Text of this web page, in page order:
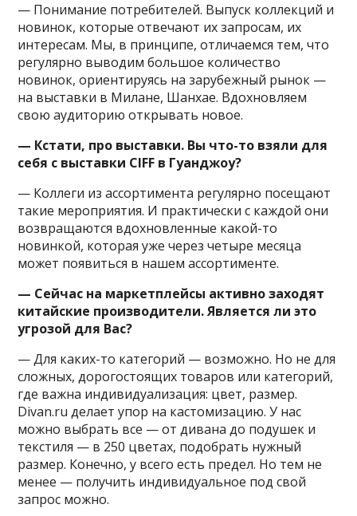
— Понимание потребителей. Выпуск коллекций и
новинок, которые отвечают их запросам, их
интересам. Мы, в принципе, отличаемся тем, что
регулярно выводим большое количество
новинок, ориентируясь на зарубежный рынок —
на выставки в Милане, Шанхае. Вдохновляем
свою аудиторию открывать новое.
— Кстати, про выставки. Вы что-то взяли для
себя с выставки CIFF в Гуанджоу?
— Коллеги из ассортимента регулярно посещают
такие мероприятия. И практически с каждой они
возвращаются вдохновленные какой-то
новинкой, которая уже через четыре месяца
может появиться в нашем ассортименте.
— Сейчас на маркетплейсы активно заходят
китайские производители. Является ли это
угрозой для Вас?
— Для каких-то категорий — возможно. Но не для
сложных, дорогостоящих товаров или категорий,
где важна индивидуализация: цвет, размер.
Divan.ru делает упор на кастомизацию. У нас
можно выбрать все — от дивана до подушек и
текстиля — в 250 цветах, подобрать нужный
размер. Конечно, у всего есть предел. Но тем не
менее — получить индивидуальное под свой
запрос можно.